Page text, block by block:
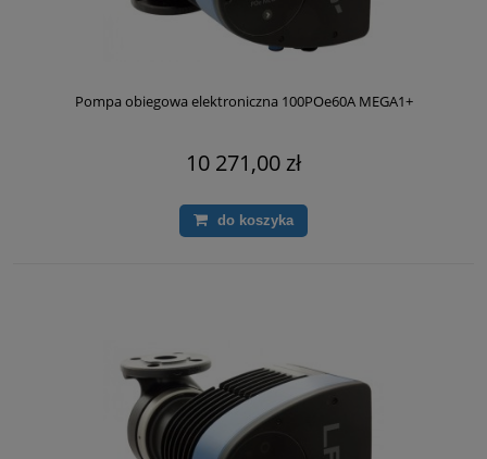
Pompa obiegowa elektroniczna 100POe60A MEGA1+
10 271,00 zł
do koszyka